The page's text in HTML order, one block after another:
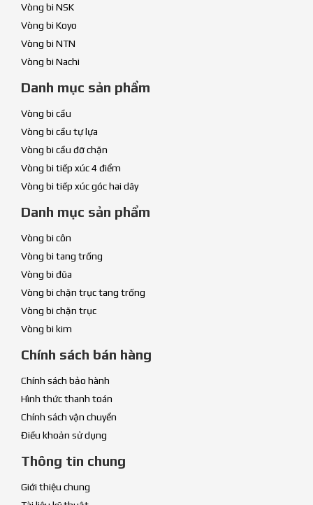
Vòng bi NSK
Vòng bi Koyo
Vòng bi NTN
Vòng bi Nachi
Danh mục sản phẩm
Vòng bi cầu
Vòng bi cầu tự lựa
Vòng bi cầu đỡ chặn
Vòng bi tiếp xúc 4 điểm
Vòng bi tiếp xúc góc hai dãy
Danh mục sản phẩm
Vòng bi côn
Vòng bi tang trống
Vòng bi đũa
Vòng bi chặn trục tang trống
Vòng bi chặn trục
Vòng bi kim
Chính sách bán hàng
Chính sách bảo hành
Hình thức thanh toán
Chính sách vận chuyển
Điều khoản sử dụng
Thông tin chung
Giới thiệu chung